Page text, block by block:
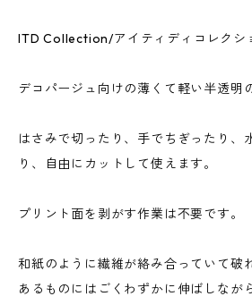
ITD Collection/アイティディコレクシ
デコパージュ向けの薄くて軽い半透明
はさみで切ったり、手でちぎったり、
り、自由にカットして使えます。
プリント面を剥がす作業は不要です。
和紙のように繊維が絡み合っていて破
あるものにはごくわずかに伸ばしなが